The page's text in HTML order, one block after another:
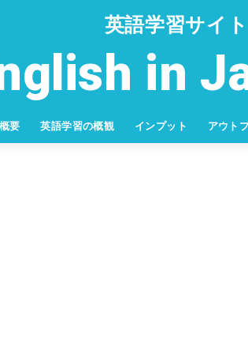
英語学習サイト
in
要 英語学習の概観 インプット アウト